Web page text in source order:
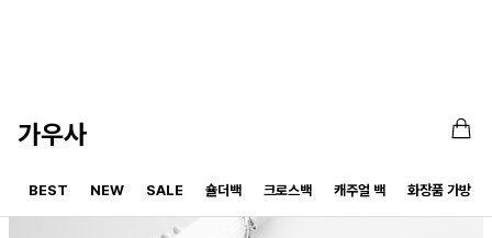
가우사
BEST NEW SALE 숄더백 크로스백 캐주얼 백 화장품 가방